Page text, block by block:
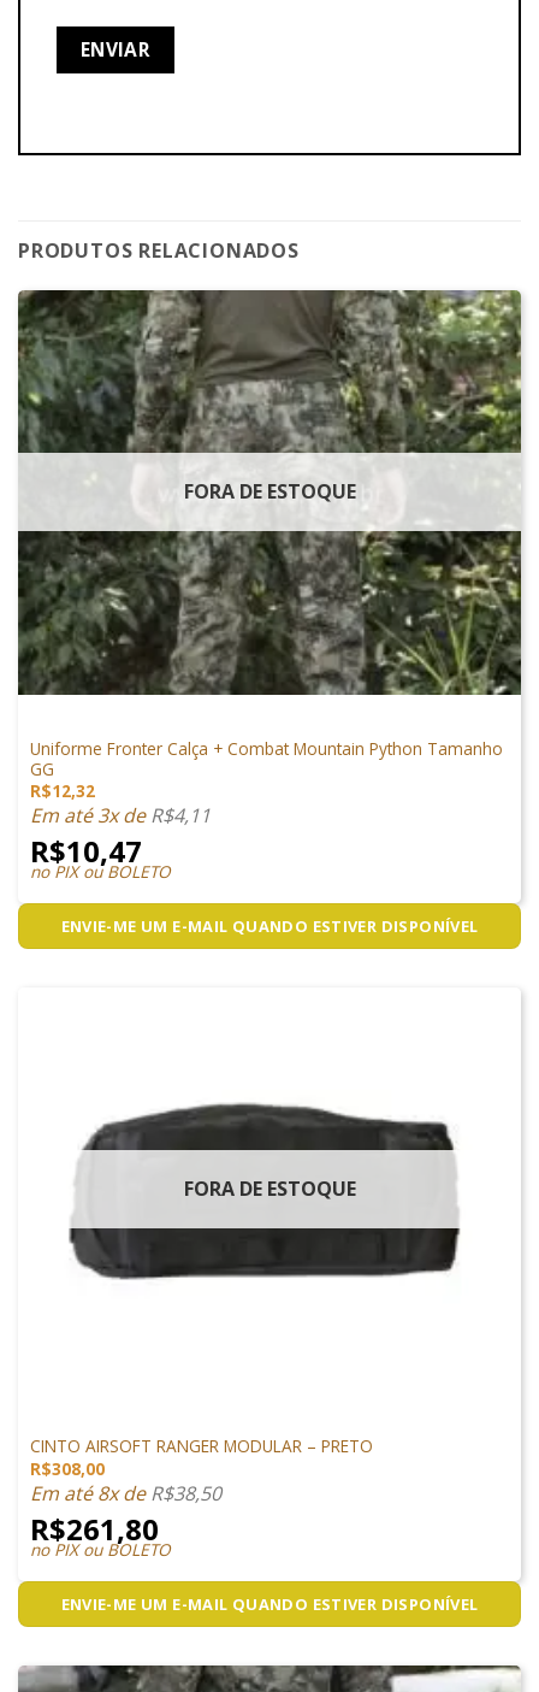
PRODUTOS RELACIONADOS
FORA DE ESTOQUE
Uniforme Fronter Calça + Combat Mountain Python Tamanho
GG
R$12,32
Em até 3x deR$4,11
R$10,47
no PIX ou BOLETO
ENVIE-ME UM E-MAIL QUANDO ESTIVER DISPONÍVEL
FORA DE ESTOQUE
CINTO AIRSOFT RANGER MODULAR – PRETO
R$308,00
Em até 8x deR$38,50
R$261,80
no PIX ou BOLETO
ENVIE-ME UM E-MAIL QUANDO ESTIVER DISPONÍVEL